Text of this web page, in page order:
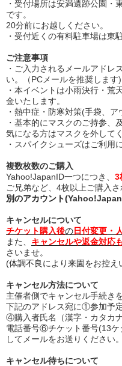
・受付場所は安満遺跡公園・
です。
20分前にお越しください。
・受付近くの有料駐車場は東
ご注意事項
・ご入力されるメールアドレ
い。（PCメールを推奨します)
・本イベントは小雨決行・荒
金いたします。
・熱中症・防寒対策(手袋、ア
・基本的にマスクのご持参、
気になる方はマスクを外して
・スパイクシューズはご利用
複数枚数のご購入
Yahoo!JapanID一つにつき、 3
ご兄弟など、4枚以上ご購入
別のアカウント(
キャンセルについて
チケット購入後の日付変更・
また、 キャンセルや返金対応
さいませ。
(体調不良により来園をお控え
キャンセル方法について
主催者側でキャンセル手続き
下記のアドレス宛に①参加予
④購入者氏名（漢字・カタカ
電話番号⑥チケット番号(13
してメールをお送りください。
キャンセル待ちについて